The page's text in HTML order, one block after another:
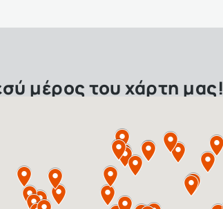
μέρος του χάρτη μας!